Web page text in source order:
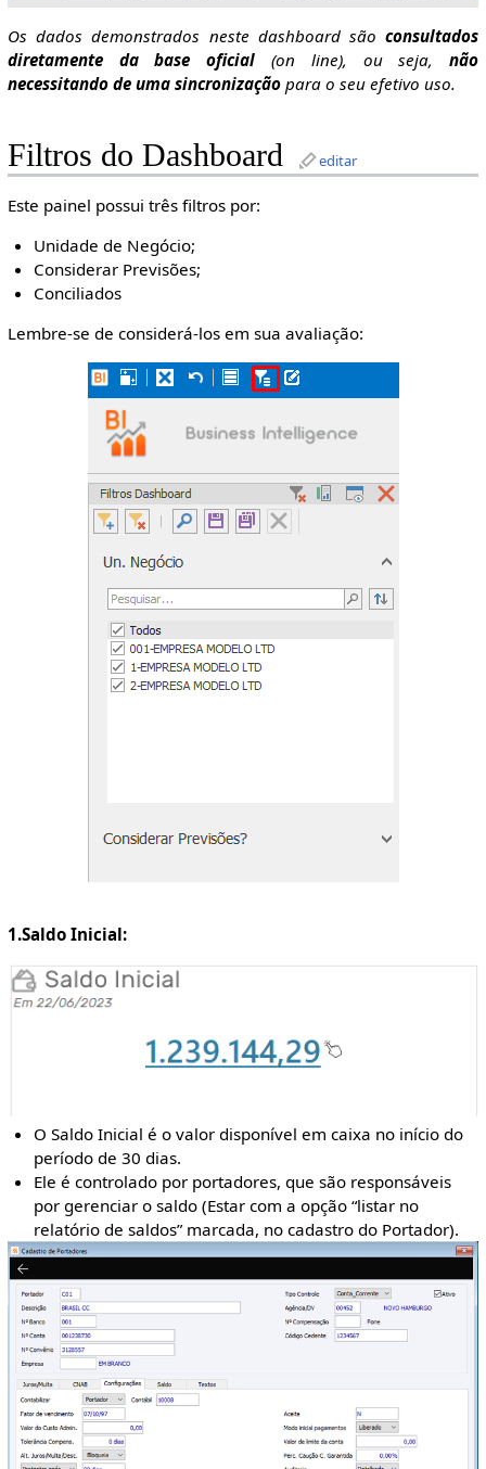
Os dados demonstrados neste dashboard sãoconsultados
diretamente da base oficial (on line), ou seja,não
necessitando de uma sincronizaçãopara o seu efetivo uso.
Filtros do Dashboard editar
Este painel possui três filtros por:
Unidade de Negócio;
Considerar Previsões;
Conciliados
Lembre-se de considerá-los em sua avaliação:
1.Saldo Inicial:
O Saldo Inicial é o valor disponível em caixa no início do
período de 30 dias.
Ele é controlado por portadores, que são responsáveis
por gerenciar o saldo (Estar com a opção “listar no
relatório de saldos” marcada, no cadastro do Portador).